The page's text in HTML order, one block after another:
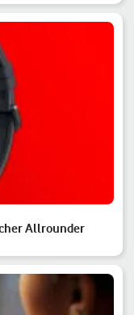
Allrounder